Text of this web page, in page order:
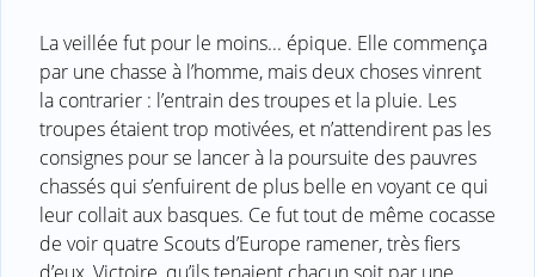
La veillée fut pour le moins... épique. Elle commença
par une chasse à l’homme, mais deux choses vinrent
la contrarier : l’entrain des troupes et la pluie. Les
troupes étaient trop motivées, et n’attendirent pas les
consignes pour se lancer à la poursuite des pauvres
chassés qui s’enfuirent de plus belle en voyant ce qui
leur collait aux basques. Ce fut tout de même cocasse
de voir quatre Scouts d’Europe ramener, très fiers